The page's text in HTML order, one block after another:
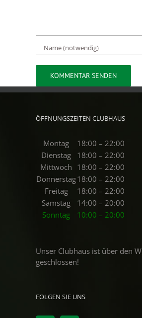
ÖFFNUNGSZEITEN CLUBHAUS
Montag
18:00 – 22:00
Dienstag
18:00 – 22:00
Mittwoch 18:00 – 22:00
Donnerstag18:00 – 22:00
Freitag
18:00 – 22:00
Samstag
14:00 – 20:00
Sonntag
10:00 – 20:00
Unser Clubhaus ist über den
geschlossen!
FOLGEN SIE UNS